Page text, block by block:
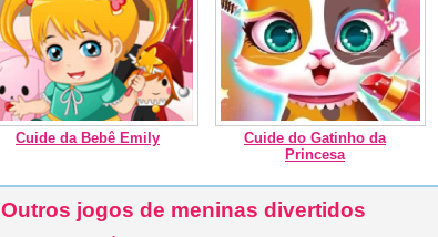
Cuide da Bebê Emily
Cuide do Gatinho da
Princesa
Outros jogos de meninas divertidos